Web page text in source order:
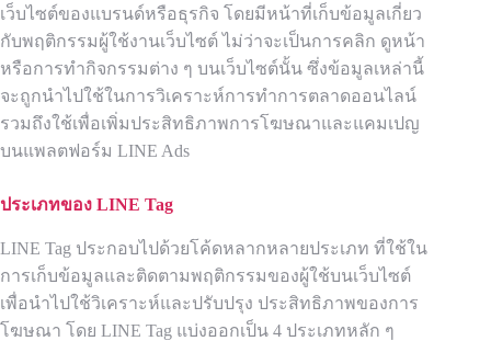
เว็บไซต์ของแบรนด์หรือธุรกิจ โดยมีหน้าที่เก็บข้อมูลเกี่ยว
กับพฤติกรรมผู้ใช้งานเว็บไซต์ ไม่ว่าจะเป็นการคลิก ดูหน้า
หรือการทำกิจกรรมต่าง ๆ บนเว็บไซต์นั้น ซึ่งข้อมูลเหล่านี้
จะถูกนำไปใช้ในการวิเคราะห์การทำการตลาดออนไลน์
รวมถึงใช้เพื่อเพิ่มประสิทธิภาพการโฆษณาและแคมเปญ
บนแพลตฟอร์ม LINE Ads
ประเภทของ LINE Tag
LINE Tag ประกอบไปด้วยโค้ดหลากหลายประเภท ที่ใช้ใน
การเก็บข้อมูลและติดตามพฤติกรรมของผู้ใช้บนเว็บไซต์
เพื่อนำไปใช้วิเคราะห์และปรับปรุง ประสิทธิภาพของการ
โฆษณา โดย LINE Tag แบ่งออกเป็น 4 ประเภทหลัก ๆ